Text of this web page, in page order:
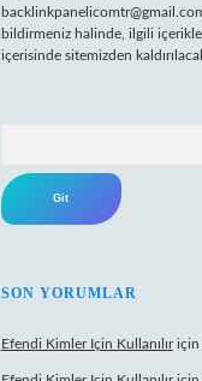
bildirmeniz halinde, ilgili
içerisinde sitemizden
SON YORUMLAR
Efendi Kimler Için Kullanılıriçin